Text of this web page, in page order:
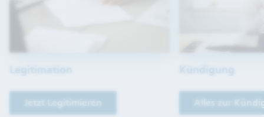
Legitimation
Jetzt Legitimieren
Kündigung
Alles zur